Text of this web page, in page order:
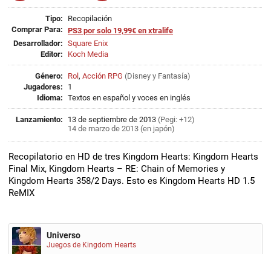
Tipo:
Recopilación
Comprar Para: PS3 por solo 19,99€ en xtralife
Desarrollador: Square Enix
Editor:
Koch Media
Género: Rol , Acción RPG (Disney y Fantasía)
Jugadores:
1
Idioma: Textos en español y voces en inglés
Lanzamiento: 13 de septiembre de 2013 (Pegi: +12)
14 de marzo de 2013 (en japón)
Recopilatorio en HD de tres Kingdom Hearts: Kingdom Hearts
Final Mix, Kingdom Hearts – RE: Chain of Memories y
Kingdom Hearts 358/2 Days. Esto es Kingdom Hearts HD 1.5
ReMIX
Universo
Juegos de Kingdom Hearts